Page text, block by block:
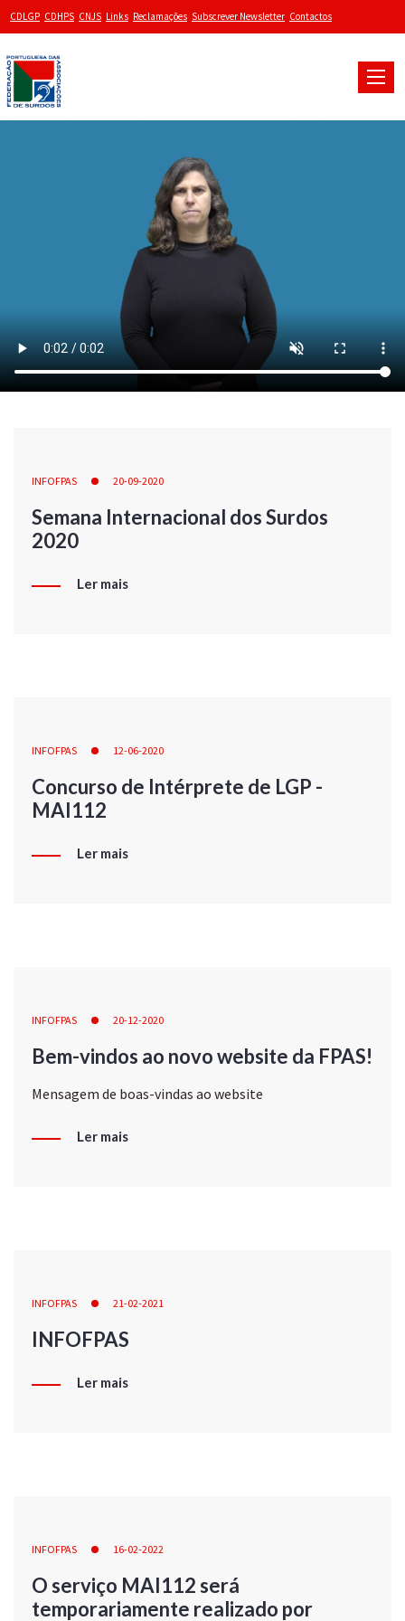
CDLGP CDHPS CNJS Links Reclamações Subscrever Newsletter Contactos
Toggle
INFOFPAS 20-09-2020
Semana Internacional dos Surdos
2020
Ler mais
INFOFPAS 12-06-2020
Concurso de Intérprete de LGP -
MAI112
Ler mais
INFOFPAS 20-12-2020
Bem-vindos ao novo website da FPAS!
Mensagem de boas-vindas ao website
Ler mais
INFOFPAS 21-02-2021
INFOFPAS
Ler mais
INFOFPAS 16-02-2022
O serviço MAI112 será
temporariamente realizado por